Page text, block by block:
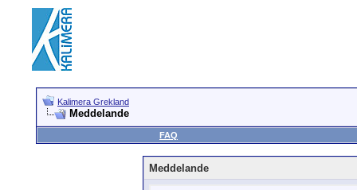
Kalimera Grekland
Meddelande
FAQ
Meddelande